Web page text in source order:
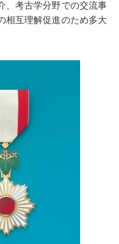
、考古学分野での交流事
相互理解促進のため多大